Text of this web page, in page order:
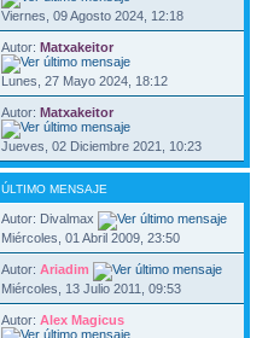
Viernes, 09 Agosto 2024, 12:18
Autor:Matxakeitor
Lunes, 27 Mayo 2024, 18:12
Autor:Matxakeitor
Jueves, 02 Diciembre 2021, 10:23
ÚLTIMO MENSAJE
Autor: Divalmax
Miércoles, 01 Abril 2009, 23:50
Autor:Ariadim
Miércoles, 13 Julio 2011, 09:53
Autor:Alex Magicus